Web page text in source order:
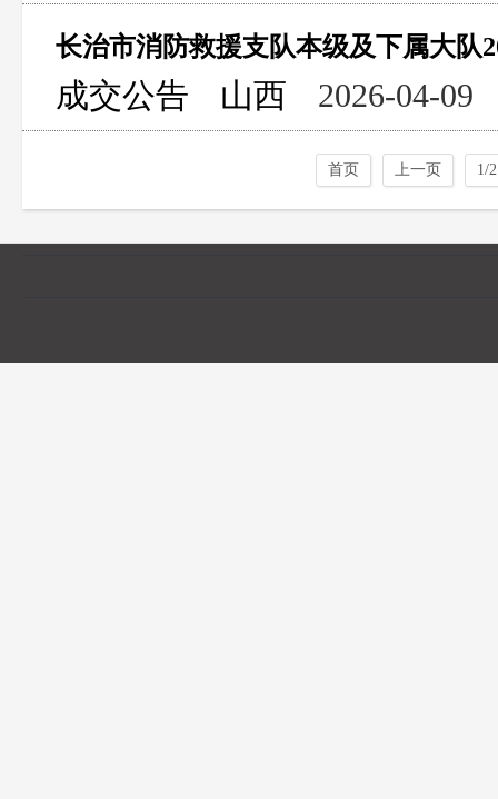
成交公告 山西 2026-04-09
首页 上一页 1/